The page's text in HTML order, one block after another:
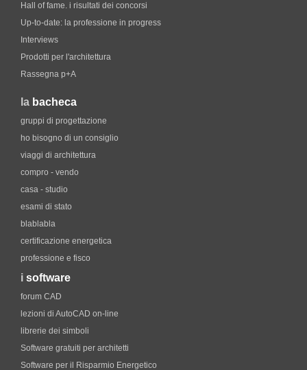
Hall of fame. i risultati dei concorsi
Up-to-date: la professione in progress
Interviews
Prodotti per l'architettura
Rassegna p+A
la bacheca
gruppi di progettazione
ho bisogno di un consiglio
viaggi di architettura
compro - vendo
casa - studio
esami di stato
blablabla
certificazione energetica
professione e fisco
i software
forum CAD
lezioni di AutoCAD on-line
librerie dei simboli
Software gratuiti per architetti
Software per il Risparmio Energetico